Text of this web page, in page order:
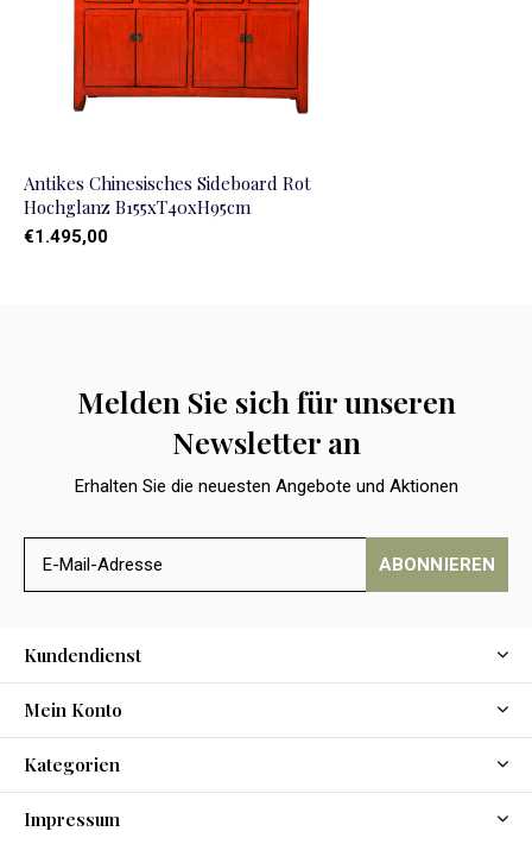
Antikes Chinesisches Sideboard Rot
Hochglanz B155xT40xH95cm
€1.495,00
Melden Sie sich für unseren
Newsletter an
Erhalten Sie die neuesten Angebote und Aktionen
ABONNIEREN
Kundendienst
Mein Konto
Kategorien
Impressum